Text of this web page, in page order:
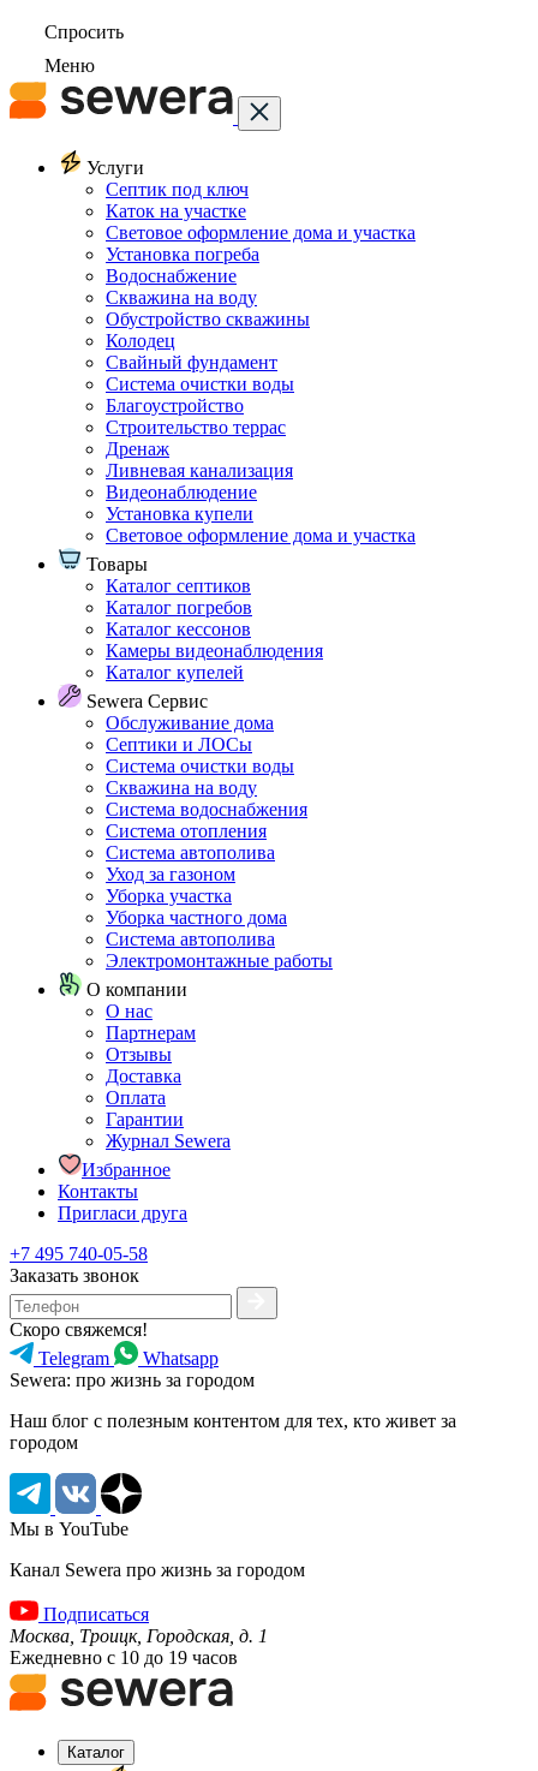
Спросить
Меню
Услуги
Септик под ключ
Каток на участке
Световое оформление дома и участка
Установка погреба
Водоснабжение
Скважина на воду
Обустройство скважины
Колодец
Свайный фундамент
Система очистки воды
Благоустройство
Строительство террас
Дренаж
Ливневая канализация
Видеонаблюдение
Установка купели
Световое оформление дома и участка
Товары
Каталог септиков
Каталог погребов
Каталог кессонов
Камеры видеонаблюдения
Каталог купелей
Sewera Сервис
Обслуживание дома
Септики и ЛОСы
Система очистки воды
Скважина на воду
Система водоснабжения
Система отопления
Система автополива
Уход за газоном
Уборка участка
Уборка частного дома
Система автополива
Электромонтажные работы
О компании
О нас
Партнерам
Отзывы
Доставка
Оплата
Гарантии
Журнал Sewera
Избранное
Контакты
Пригласи друга
+7 495 740-05-58
Заказать звонок
Скоро свяжемся!
Telegram
Whatsapp
Sewera: про жизнь за городом
Наш блог c полезным контентом для тех, кто живет за
городом
Мы в YouTube
Канал Sewera про жизнь за городом
Подписаться
Москва, Троицк, Городская, д. 1
Ежедневно с 10 до 19 часов
Каталог